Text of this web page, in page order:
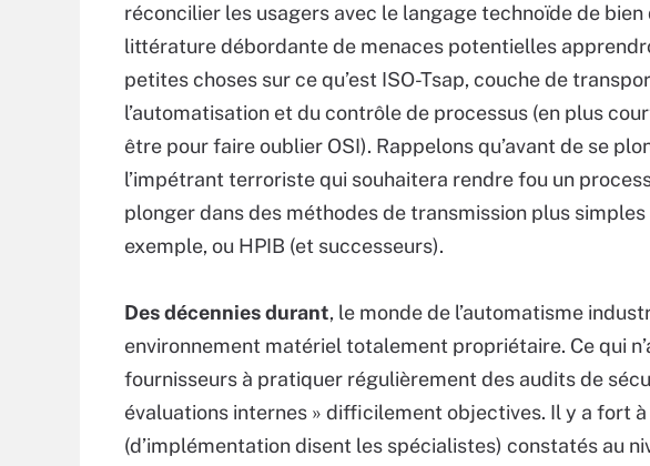
réconcilier les usagers avec le langage technoïde de
littérature débordante de menaces potentielles
petites choses sur ce qu’est ISO-Tsap, couche de
l’automatisation et du contrôle de processus (en plus
être pour faire oublier OSI). Rappelons qu’avant de se
l’impétrant terroriste qui souhaitera rendre fou un
plonger dans des méthodes de transmission plus
exemple, ou HPIB (et successeurs).
Des décennies durant, le monde de l’automatisme
environnement matériel totalement propriétaire. Ce qui
fournisseurs à pratiquer régulièrement des audits de
évaluations internes » difficilement objectives. Il y a fort
(d’implémentation disent les spécialistes) constatés au